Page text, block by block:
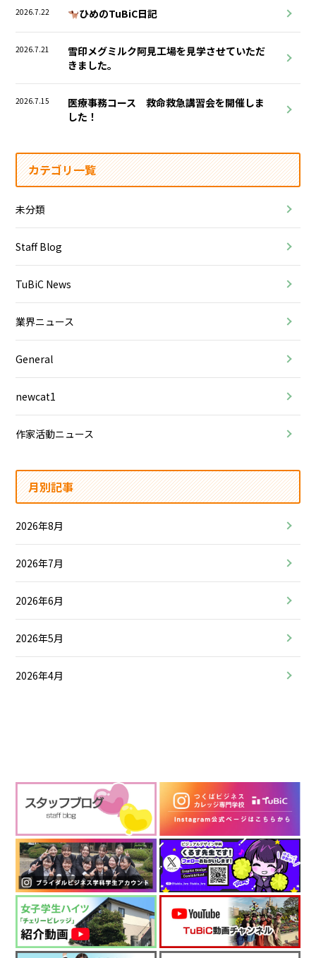
2026.7.22 ひめのTuBiC日記
2026.7.21
雪印メグミルク阿見工場を見学させていただ
きました。
2026.7.15
医療事務コース 救命救急講習会を開催しま
した！
カテゴリ一覧
未分類
Staff Blog
TuBiC News
業界ニュース
General
newcat1
作家活動ニュース
月別記事
2026年8月
2026年7月
2026年6月
2026年5月
2026年4月